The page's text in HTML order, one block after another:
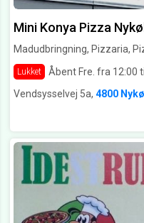
Mini Konya Pizza
Madudbringning, Pizzaria,
Lukket Åbent Fre. fra 12:00
Vendsysselvej 5a, 4800